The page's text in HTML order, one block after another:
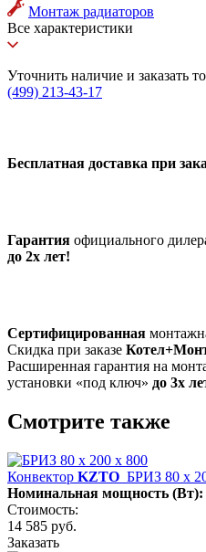
Монтаж радиаторов
Все характеристики
Уточнить наличие и заказать
(499) 213-43-17
Бесплатная доставка при
Гарантия официального
до 2х лет!
Сертифицированная
Скидка при заказе
Расширенная гарантия на
установки «под ключ» до 3х
Смотрите также
Конвектор KZTO БРИЗ 80 х
Номинальная мощность (Вт):
Стоимость:
14 585 руб.
Заказать